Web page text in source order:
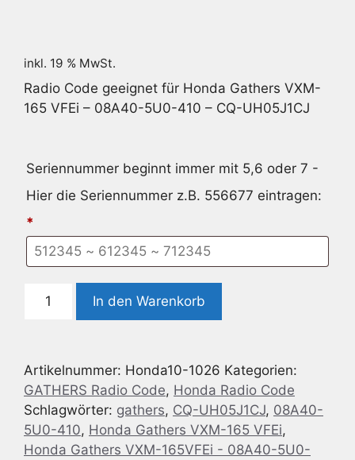
inkl. 19 % MwSt.
Radio Code geeignet für Honda Gathers VXM-
165 VFEi – 08A40-5U0-410 – CQ-UH05J1CJ
Seriennummer beginnt immer mit 5,6 oder 7 -
Hier die Seriennummer z.B. 556677 eintragen:
*
Code
Honda
Gathers
VXM-
165VFEi
-
In den Warenkorb
Artikelnummer: Honda10-1026 Kategorien:
GATHERS Radio Code, Honda Radio Code
Schlagwörter: gathers, CQ-UH05J1CJ, 08A40-
5U0-410, Honda Gathers VXM-165 VFEi,
Honda Gathers VXM-165VFEi - 08A40-5U0-